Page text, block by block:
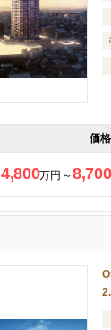
価格
4,800万円～8,700